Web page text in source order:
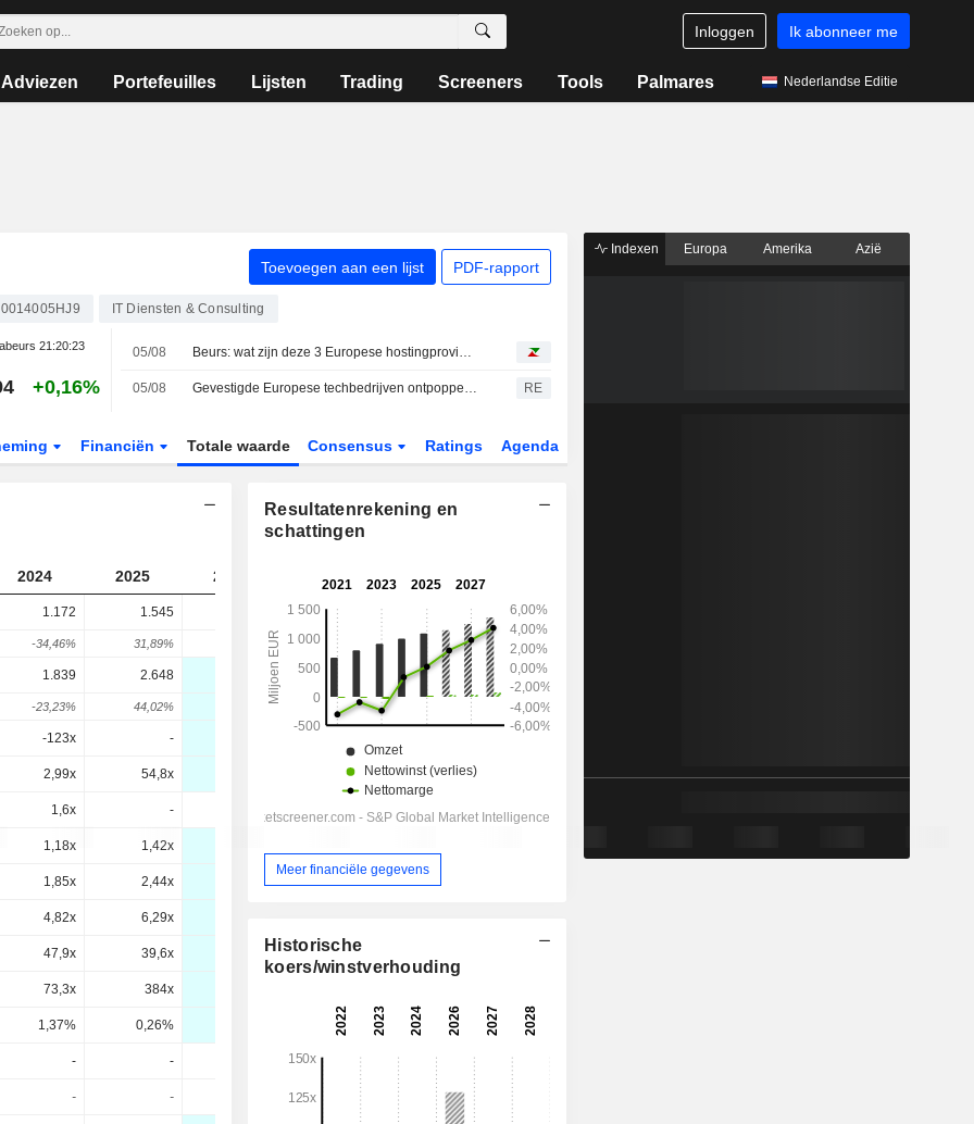
Inloggen Ik abonneer me
Adviezen Portefeuilles Lijsten Trading Screeners Tools Palmares Nederlandse Editie
Toevoegen aan een lijst PDF-rapport
IT Diensten & Consulting
21:20:23
+0,16%
05/08 Beurs: wat zijn deze 3 Europese hostingproviders waard?
05/08 Gevestigde Europese techbedrijven ontpoppen zich tot onverwachte AI-winnaars RE
Financiën Totale waarde Consensus Ratings Agenda
2024 2025 2026 2027 2028
1.172 1.545
-34,46% 31,89% 51,63% -
1.839 2.648 3.591 3.550
-23,23% 44,02% 35,59% -0,25%
-123x -
2,99x 54,8x 26,3x 15,2x
1,6x - 1,8x 1,1x
1,18x 1,42x
1,85x 2,44x 3,15x 2,89x 2,62x
4,82x 6,29x
47,9x 39,6x 39,5x 33,6x
73,3x 384x
1,37% 0,26% 2,45% 3,56%
- -
- - -
Resultatenrekening en
schattingen
Meer financiële gegevens
Historische
koers/winstverhouding
Indexen Europa Amerika Azië